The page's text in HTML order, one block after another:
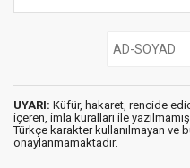
UYARI: Küfür, hakaret, rencide
içeren, imla kuralları ile
Türkçe karakter kullanılmayan ve
onaylanmamaktadır.